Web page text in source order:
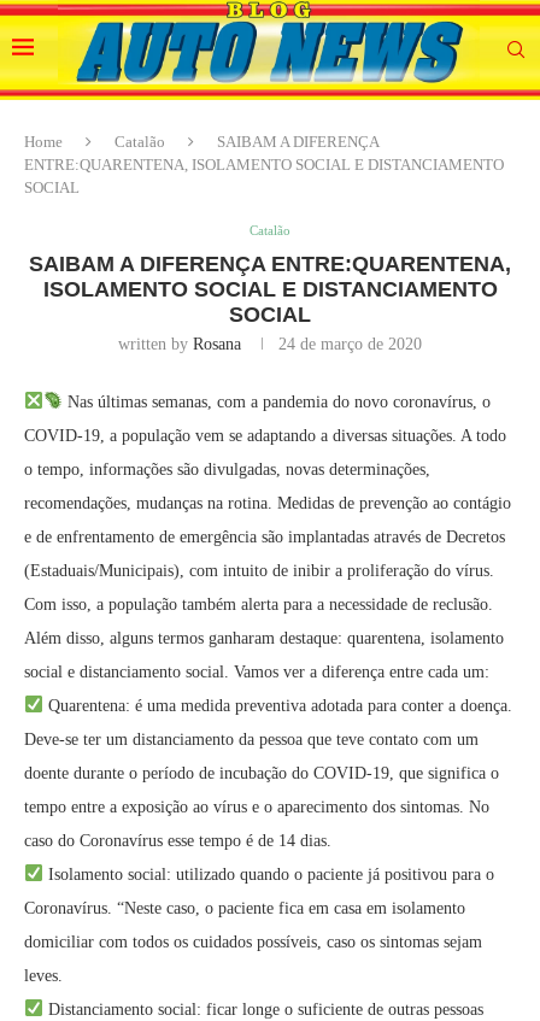
Home Catalão
SAIBAM A DIFERENÇA
ENTRE:QUARENTENA, ISOLAMENTO SOCIAL E DISTANCIAMENTO
SOCIAL
Catalão
SAIBAM A DIFERENÇA ENTRE:QUARENTENA,
ISOLAMENTO SOCIAL E DISTANCIAMENTO
SOCIAL
written by Rosana 24 de março de 2020
Nas últimas semanas, com a pandemia do novo coronavírus, o
COVID-19, a população vem se adaptando a diversas situações. A todo
o tempo, informações são divulgadas, novas determinações,
recomendações, mudanças na rotina. Medidas de prevenção ao contágio
e de enfrentamento de emergência são implantadas através de Decretos
(Estaduais/Municipais), com intuito de inibir a proliferação do vírus.
Com isso, a população também alerta para a necessidade de reclusão.
Além disso, alguns termos ganharam destaque: quarentena, isolamento
social e distanciamento social. Vamos ver a diferença entre cada um:
Quarentena: é uma medida preventiva adotada para conter a doença.
Deve-se ter um distanciamento da pessoa que teve contato com um
doente durante o período de incubação do COVID-19, que significa o
tempo entre a exposição ao vírus e o aparecimento dos sintomas. No
caso do Coronavírus esse tempo é de 14 dias.
Isolamento social: utilizado quando o paciente já positivou para o
Coronavírus. “Neste caso, o paciente fica em casa em isolamento
domiciliar com todos os cuidados possíveis, caso os sintomas sejam
leves.
Distanciamento social: ficar longe o suficiente de outras pessoas